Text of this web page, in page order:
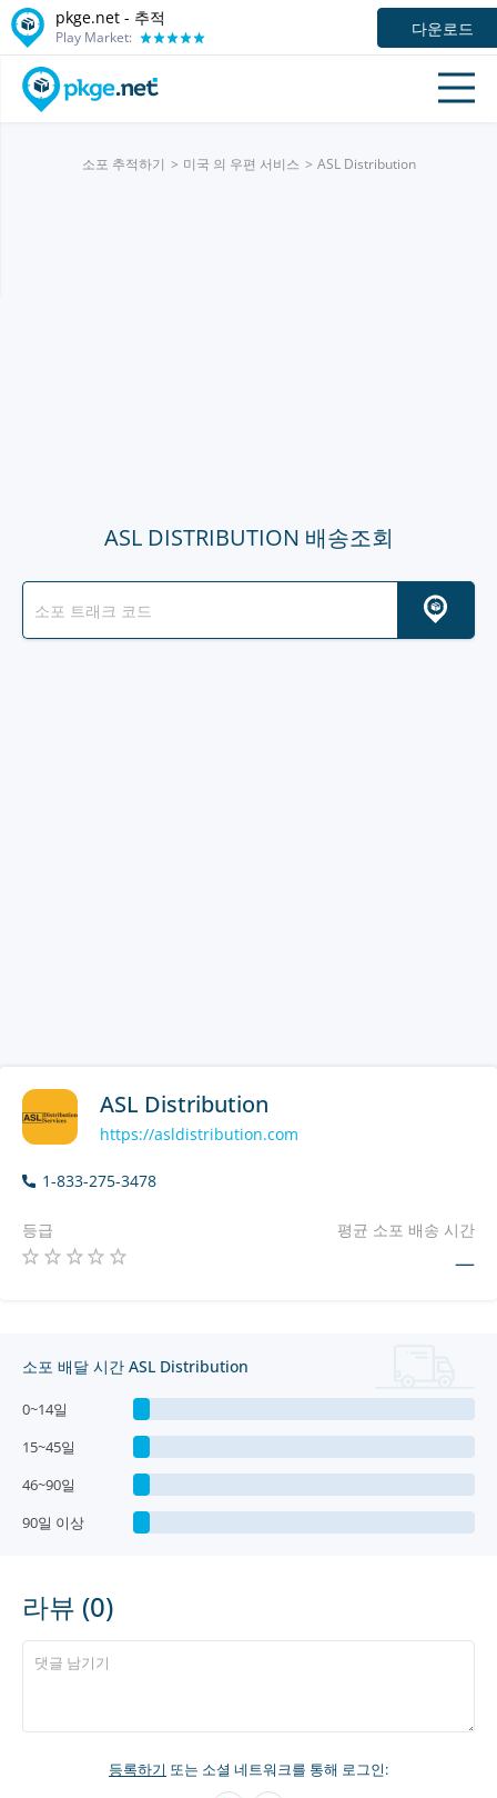
pkge.net - 추적
Play Market: 다운로드
소포 추적하기 미국 의 우편 서비스 ASL Distribution
ASL DISTRIBUTION 배송조회
ASL Distribution
https://asldistribution.com
1-833-275-3478
등급 평균 소포 배송 시간
—
소포 배달 시간 ASL Distribution
0~14일
15~45일
46~90일
90일 이상
라뷰 (0)
등록하기 또는 소셜 네트워크를 통해 로그인: